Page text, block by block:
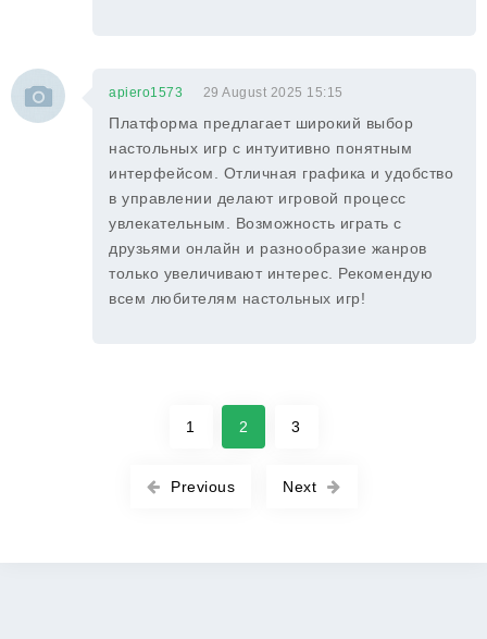
apiero1573 29 August 2025 15:15
Платформа предлагает широкий выбор
настольных игр с интуитивно понятным
интерфейсом. Отличная графика и удобство
в управлении делают игровой процесс
увлекательным. Возможность играть с
друзьями онлайн и разнообразие жанров
только увеличивают интерес. Рекомендую
всем любителям настольных игр!
Previous
1 2 3
Next